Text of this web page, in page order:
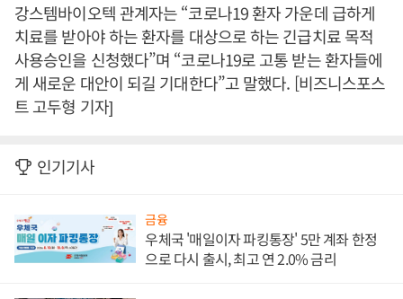
강스템바이오텍 관계자는 “코로나19 환자 가운데 급하게
치료를 받아야 하는 환자를 대상으로 하는 긴급치료 목적
사용승인을 신청했다”며 “코로나19로 고통 받는 환자들에
게 새로운 대안이 되길 기대한다”고 말했다. [비즈니스포스
트 고두형 기자]
인기기사
금융
우체국 '매일이자 파킹통장' 5만 계좌 한정
으로 다시 출시, 최고 연 2.0% 금리